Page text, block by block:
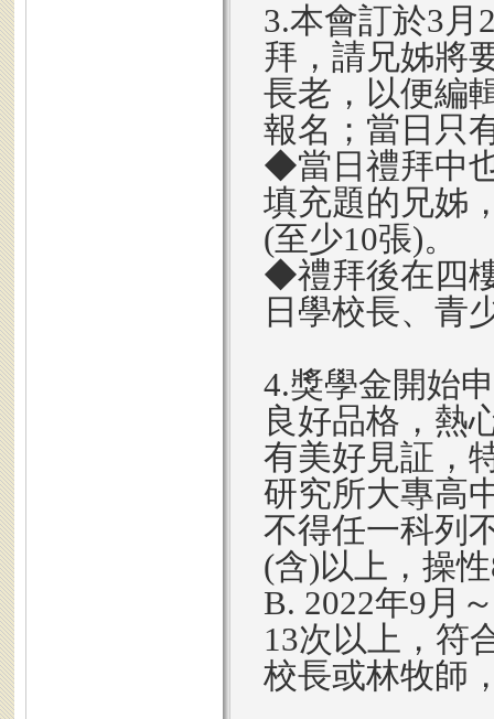
3.本會訂於3月
拜，請兄姊將
長老，以便編
報名；當日只
◆當日禮拜中
填充題的兄姊
(至少10張)。
◆禮拜後在四
日學校長、青
4.獎學金開始
良好品格，熱
有美好見証，
研究所大專高
不得任一科列
(含)以上，操
B. 2022年9月
13次以上，符
校長或林牧師